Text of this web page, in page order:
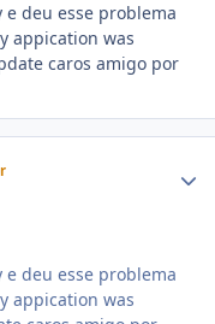
deu esse problema
appication was
caros amigo por
deu esse problema
appication was